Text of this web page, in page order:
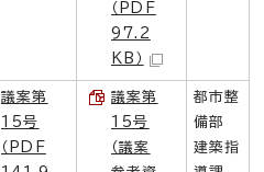
（PDF
97.2
KB）
議案第
15号
（PDF
議案第
15号
（議案
都市整
備部
建築指